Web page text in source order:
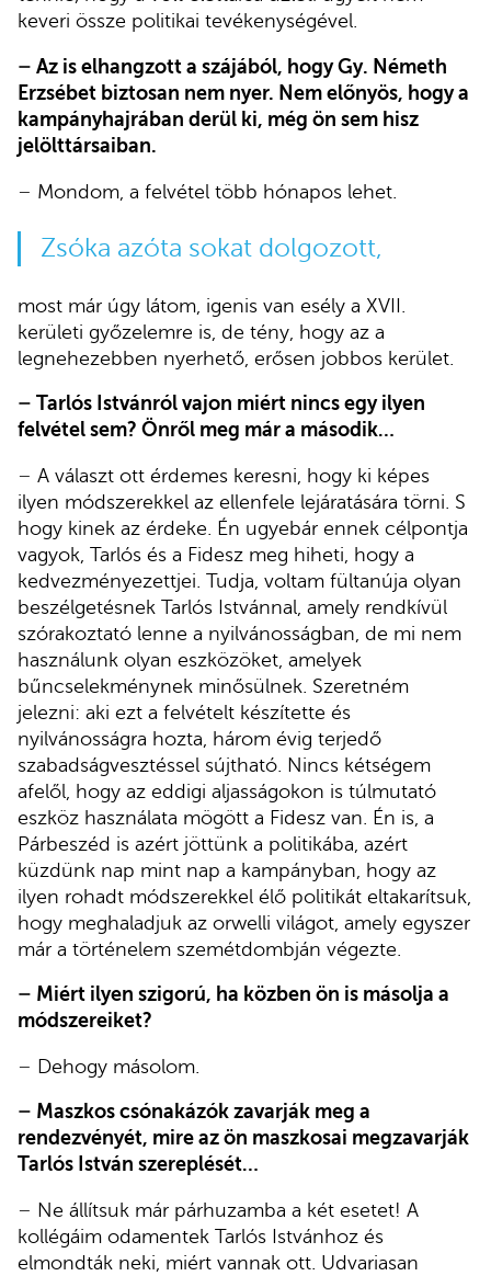
keveri össze politikai tevékenységével.
– Az is elhangzott a szájából, hogy Gy. Németh
Erzsébet biztosan nem nyer. Nem előnyös, hogy a
kampányhajrában derül ki, még ön sem hisz
jelölttársaiban.
– Mondom, a felvétel több hónapos lehet.
Zsóka azóta sokat dolgozott,
most már úgy látom, igenis van esély a XVII.
kerületi győzelemre is, de tény, hogy az a
legnehezebben nyerhető, erősen jobbos kerület.
– Tarlós Istvánról vajon miért nincs egy ilyen
felvétel sem? Önről meg már a második…
– A választ ott érdemes keresni, hogy ki képes
ilyen módszerekkel az ellenfele lejáratására törni. S
hogy kinek az érdeke. Én ugyebár ennek célpontja
vagyok, Tarlós és a Fidesz meg hiheti, hogy a
kedvezményezettjei. Tudja, voltam fültanúja olyan
beszélgetésnek Tarlós Istvánnal, amely rendkívül
szórakoztató lenne a nyilvánosságban, de mi nem
használunk olyan eszközöket, amelyek
bűncselekménynek minősülnek. Szeretném
jelezni: aki ezt a felvételt készítette és
nyilvánosságra hozta, három évig terjedő
szabadságvesztéssel sújtható. Nincs kétségem
afelől, hogy az eddigi aljasságokon is túlmutató
eszköz használata mögött a Fidesz van. Én is, a
Párbeszéd is azért jöttünk a politikába, azért
küzdünk nap mint nap a kampányban, hogy az
ilyen rohadt módszerekkel élő politikát eltakarítsuk,
hogy meghaladjuk az orwelli világot, amely egyszer
már a történelem szemétdombján végezte.
– Miért ilyen szigorú, ha közben ön is másolja a
módszereiket?
– Dehogy másolom.
– Maszkos csónakázók zavarják meg a
rendezvényét, mire az ön maszkosai megzavarják
Tarlós István szereplését…
– Ne állítsuk már párhuzamba a két esetet! A
kollégáim odamentek Tarlós Istvánhoz és
elmondták neki, miért vannak ott. Udvariasan